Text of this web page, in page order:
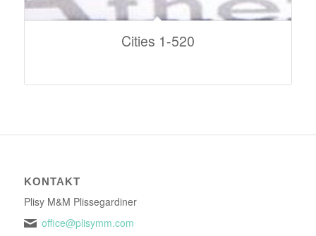
Cities 1-520
KONTAKT
Plisy M&M Plissegardiner
office@plisymm.com